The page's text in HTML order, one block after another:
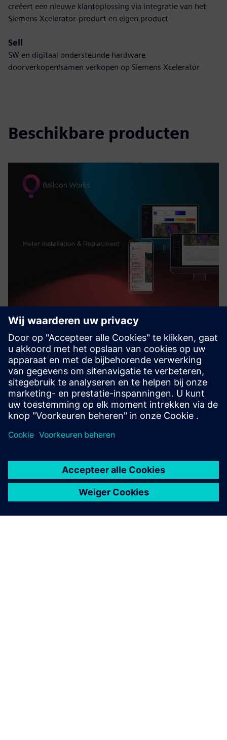
creëert een nieuwe klantoplossing via integratie van het
Siemens Xcelerator-product en eigen product
Sell
SW en digitaal ondersteunde hardware
doorverkopen/samen verkopen op Siemens Xcelerator
Beschikbare producten
Balloon Works
Balloon Works offers a comprehensive work order software
for water utilities to manage and optimize meter
installation and maintenance efficiently.
Meer informatie